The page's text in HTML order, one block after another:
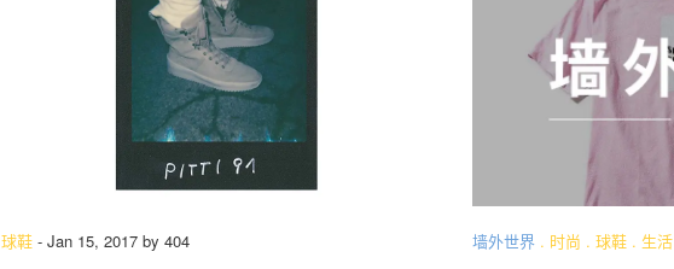
时 尚
球 鞋
生 活
科 技
球鞋 - Jan 15, 2017 by 404 墙外世界 . 时尚 . 球鞋 . 生活